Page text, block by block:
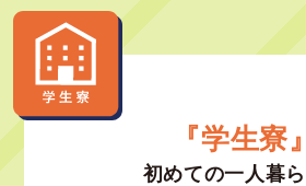
『学生寮』
初めての一人暮